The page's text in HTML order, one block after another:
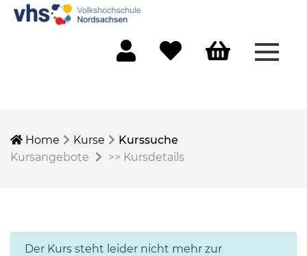
Home Kurse
Kurssuche
Kursangebote
>> Kursdetails
Der Kurs steht leider nicht mehr zur